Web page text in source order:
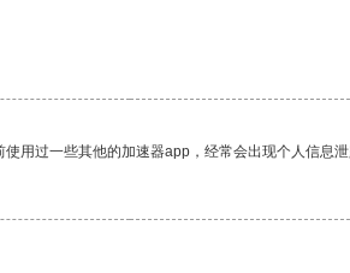
用过一些其他的加速器app，经常会出现个人信息泄